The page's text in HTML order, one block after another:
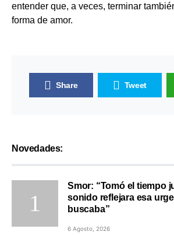
entender que, a veces, terminar
forma de amor.
Share Tweet
Novedades:
Smor: “Tomó el tiempo
sonido reflejara esa
buscaba”
6 Agosto, 2026